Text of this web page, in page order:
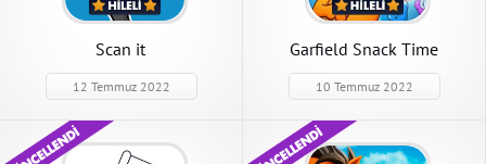
Scan it
12 Temmuz 2022
Garfield Snack Time
10 Temmuz 2022